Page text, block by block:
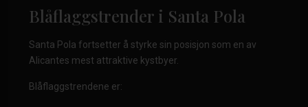
Blåflaggstrender i Santa Pola
Santa Pola fortsetter å styrke sin posisjon som en av
Alicantes mest attraktive kystbyer.
Blåflaggstrendene er: